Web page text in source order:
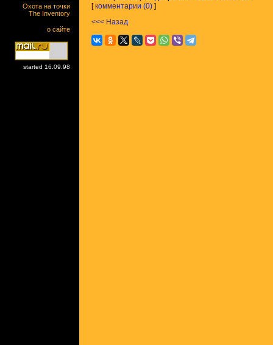
Охота на точки
The Inventory
о сайте
started 16.09.98
[комментарии (0) ]
<<< Назад